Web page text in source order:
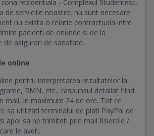
rezidentiala - Complexul Studentesc.
de serviciile noastre, nu sunt necesare
nu exista o relatie contractuala intre
pacienti de oriunde si de la
de asigurari de sanatate.
online
pentru interpretarea rezultatelor la
RMN, etc., raspunsul detaliat fiind
mail, in maximum 24 de ore. Tot ce
sa utilizati terminalul de plati PayPal de
apoi sa ne trimiteti prin mail fisierele /
le aveti.